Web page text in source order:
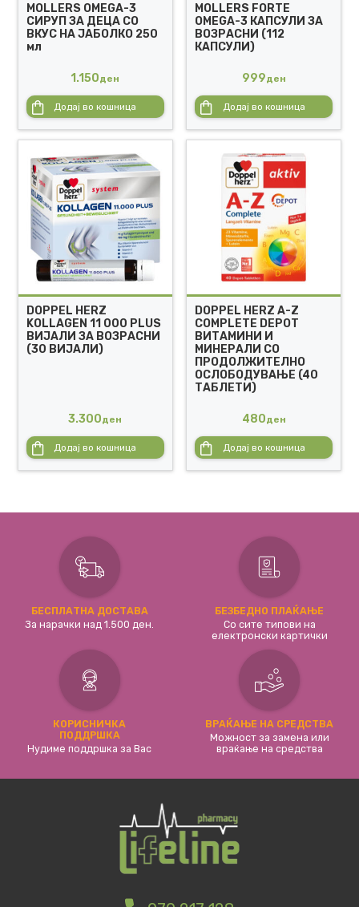
MOLLERS OMEGA-3
СИРУП ЗА ДЕЦА СО
ВКУС НА ЈАБОЛКО 250
мл
1.150ден
Додај во кошница
MOLLERS FORTE
OMEGA-3 КАПСУЛИ ЗА
ВОЗРАСНИ (112
КАПСУЛИ)
999ден
Додај во кошница
DOPPEL HERZ
KOLLAGEN 11 000 PLUS
ВИЈАЛИ ЗА ВОЗРАСНИ
(30 ВИЈАЛИ)
3.300ден
Додај во кошница
DOPPEL HERZ A-Z
COMPLETE DEPOT
ВИТАМИНИ И
МИНЕРАЛИ СО
ПРОДОЛЖИТЕЛНО
ОСЛОБОДУВАЊЕ (40
ТАБЛЕТИ)
480ден
Додај во кошница
БЕСПЛАТНА ДОСТАВА
За нарачки над 1.500 ден.
БЕЗБЕДНО ПЛАЌАЊЕ
Со сите типови на
електронски картички
КОРИСНИЧКА
ПОДДРШКА
Нудиме поддршка за Вас
ВРАЌАЊЕ НА СРЕДСТВА
Можност за замена или
враќање на средства